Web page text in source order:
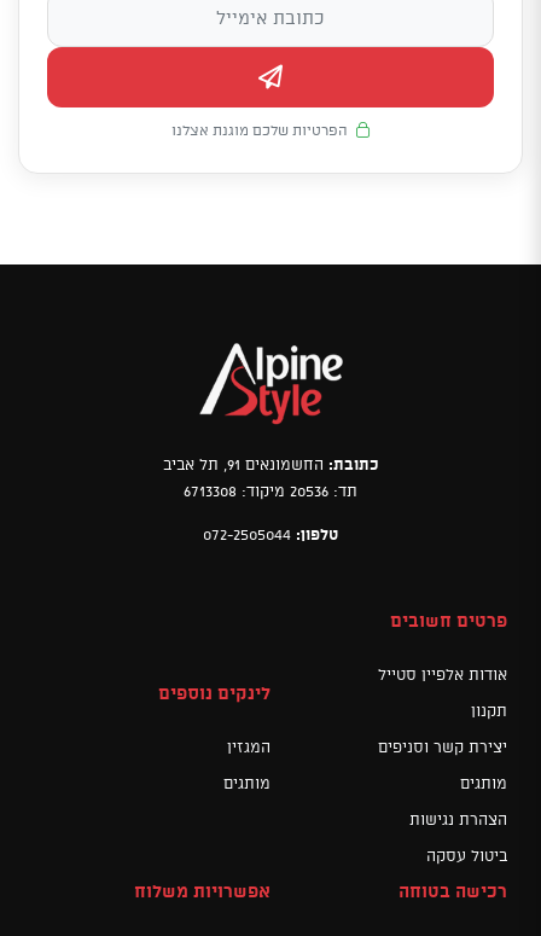
הפרטיות שלכם מוגנת אצלנו
כתובת: החשמונאים 91, תל אביב
תד: 20536 מיקוד: 6713308
טלפון: 072-2505044
פרטים חשובים
אודות אלפיין סטייל
תקנון
יצירת קשר וסניפים
מותגים
הצהרת נגישות
ביטול עסקה
לינקים נוספים
המגזין
מותגים
רכישה בטוחה אפשרויות משלוח